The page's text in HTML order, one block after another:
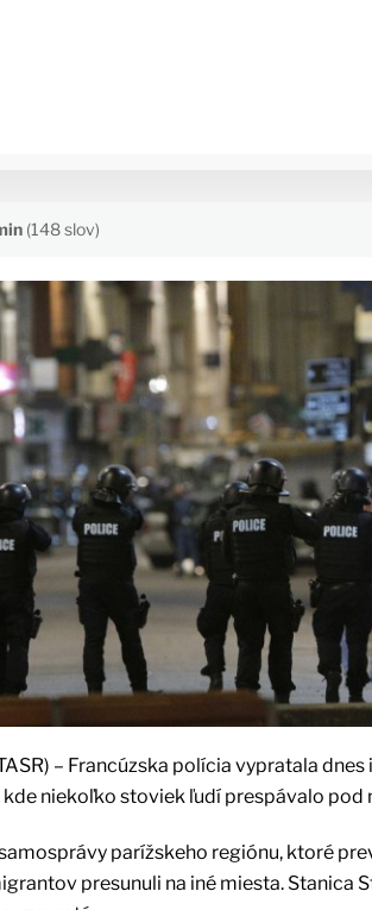
(148 slov)
– Francúzska polícia vypratala
niekoľko stoviek ľudí prespávalo
parížskeho regiónu, ktoré
presunuli na iné miesta. Stanica